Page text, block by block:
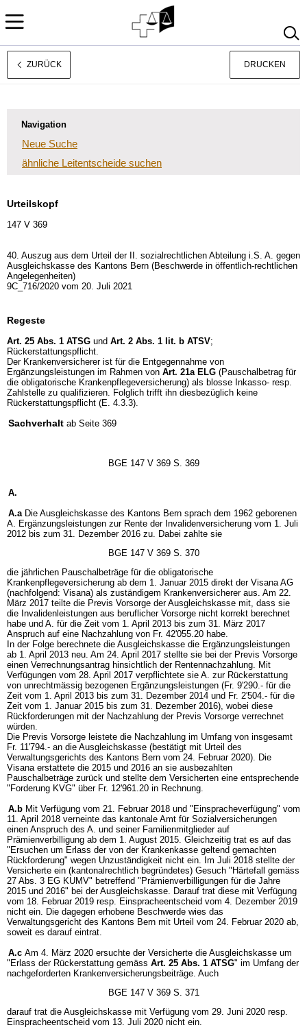
Français
ZURÜCK DRUCKEN
Navigation
Neue Suche
ähnliche Leitentscheide suchen
Urteilskopf
147 V 369
40. Auszug aus dem Urteil der II. sozialrechtlichen Abteilung i.S. A. gegen
Ausgleichskasse des Kantons Bern (Beschwerde in öffentlich-rechtlichen
Angelegenheiten)
9C_716/2020 vom 20. Juli 2021
Regeste
Art. 25 Abs. 1 ATSG und Art. 2 Abs. 1 lit. b ATSV;
Rückerstattungspflicht.
Der Krankenversicherer ist für die Entgegennahme von
Ergänzungsleistungen im Rahmen von Art. 21a ELG (Pauschalbetrag für
die obligatorische Krankenpflegeversicherung) als blosse Inkasso- resp.
Zahlstelle zu qualifizieren. Folglich trifft ihn diesbezüglich keine
Rückerstattungspflicht (E. 4.3.3).
Sachverhalt ab Seite 369
BGE 147 V 369 S. 369
A.
A.a Die Ausgleichskasse des Kantons Bern sprach dem 1962 geborenen
A. Ergänzungsleistungen zur Rente der Invalidenversicherung vom 1. Juli
2012 bis zum 31. Dezember 2016 zu. Dabei zahlte sie
BGE 147 V 369 S. 370
die jährlichen Pauschalbeträge für die obligatorische
Krankenpflegeversicherung ab dem 1. Januar 2015 direkt der Visana AG
(nachfolgend: Visana) als zuständigem Krankenversicherer aus. Am 22.
März 2017 teilte die Previs Vorsorge der Ausgleichskasse mit, dass sie
die Invalidenleistungen aus beruflicher Vorsorge nicht korrekt berechnet
habe und A. für die Zeit vom 1. April 2013 bis zum 31. März 2017
Anspruch auf eine Nachzahlung von Fr. 42'055.20 habe.
In der Folge berechnete die Ausgleichskasse die Ergänzungsleistungen
ab 1. April 2013 neu. Am 24. April 2017 stellte sie bei der Previs Vorsorge
einen Verrechnungsantrag hinsichtlich der Rentennachzahlung. Mit
Verfügungen vom 28. April 2017 verpflichtete sie A. zur Rückerstattung
von unrechtmässig bezogenen Ergänzungsleistungen (Fr. 9'290.- für die
Zeit vom 1. April 2013 bis zum 31. Dezember 2014 und Fr. 2'504.- für die
Zeit vom 1. Januar 2015 bis zum 31. Dezember 2016), wobei diese
Rückforderungen mit der Nachzahlung der Previs Vorsorge verrechnet
würden.
Die Previs Vorsorge leistete die Nachzahlung im Umfang von insgesamt
Fr. 11'794.- an die Ausgleichskasse (bestätigt mit Urteil des
Verwaltungsgerichts des Kantons Bern vom 24. Februar 2020). Die
Visana erstattete die 2015 und 2016 an sie ausbezahlten
Pauschalbeträge zurück und stellte dem Versicherten eine entsprechende
"Forderung KVG" über Fr. 12'961.20 in Rechnung.
A.b Mit Verfügung vom 21. Februar 2018 und "Einspracheverfügung" vom
11. April 2018 verneinte das kantonale Amt für Sozialversicherungen
einen Anspruch des A. und seiner Familienmitglieder auf
Prämienverbilligung ab dem 1. August 2015. Gleichzeitig trat es auf das
"Ersuchen um Erlass der von der Krankenkasse geltend gemachten
Rückforderung" wegen Unzuständigkeit nicht ein. Im Juli 2018 stellte der
Versicherte ein (kantonalrechtlich begründetes) Gesuch "Härtefall gemäss
27 Abs. 3 EG KUMV" betreffend "Prämienverbilligungen für die Jahre
2015 und 2016" bei der Ausgleichskasse. Darauf trat diese mit Verfügung
vom 18. Februar 2019 resp. Einspracheentscheid vom 4. Dezember 2019
nicht ein. Die dagegen erhobene Beschwerde wies das
Verwaltungsgericht des Kantons Bern mit Urteil vom 24. Februar 2020 ab,
soweit es darauf eintrat.
A.c Am 4. März 2020 ersuchte der Versicherte die Ausgleichskasse um
"Erlass der Rückerstattung gemäss Art. 25 Abs. 1 ATSG" im Umfang der
nachgeforderten Krankenversicherungsbeiträge. Auch
BGE 147 V 369 S. 371
darauf trat die Ausgleichskasse mit Verfügung vom 29. Juni 2020 resp.
Einspracheentscheid vom 13. Juli 2020 nicht ein.